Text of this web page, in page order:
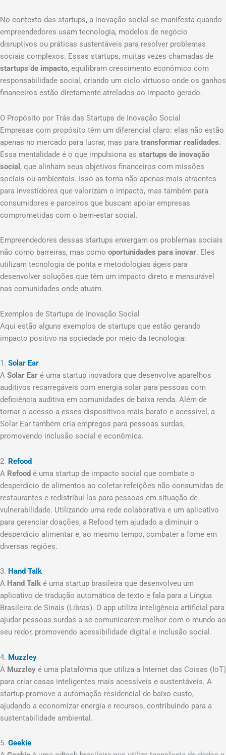
No contexto das startups, a inovação social se manifesta quando
empreendedores usam tecnologia, modelos de negócio
disruptivos ou práticas sustentáveis para resolver problemas
sociais complexos. Essas startups, muitas vezes chamadas de
startups de impacto, equilibram crescimento econômico com
responsabilidade social, criando um ciclo virtuoso onde os ganhos
financeiros estão diretamente atrelados ao impacto gerado.
O Propósito por Trás das Startups de Inovação Social
Empresas com propósito têm um diferencial claro: elas não estão
apenas no mercado para lucrar, mas para transformar realidades.
Essa mentalidade é o que impulsiona as startups de inovação
social , que alinham seus objetivos financeiros com missões
sociais ou ambientais. Isso as torna não apenas mais atraentes
para investidores que valorizam o impacto, mas também para
consumidores e parceiros que buscam apoiar empresas
comprometidas com o bem-estar social.
Empreendedores dessas startups enxergam os problemas sociais
não como barreiras, mas como oportunidades para inovar. Eles
utilizam tecnologia de ponta e metodologias ágeis para
desenvolver soluções que têm um impacto direto e mensurável
nas comunidades onde atuam.
Exemplos de Startups de Inovação Social
Aqui estão alguns exemplos de startups que estão gerando
impacto positivo na sociedade por meio da tecnologia:
1. Solar Ear
A Solar Ear é uma startup inovadora que desenvolve aparelhos
auditivos recarregáveis com energia solar para pessoas com
deficiência auditiva em comunidades de baixa renda. Além de
tornar o acesso a esses dispositivos mais barato e acessível, a
Solar Ear também cria empregos para pessoas surdas,
promovendo inclusão social e econômica.
2. Refood
A Refood é uma startup de impacto social que combate o
desperdício de alimentos ao coletar refeições não consumidas de
restaurantes e redistribuí-las para pessoas em situação de
vulnerabilidade. Utilizando uma rede colaborativa e um aplicativo
para gerenciar doações, a Refood tem ajudado a diminuir o
desperdício alimentar e, ao mesmo tempo, combater a fome em
diversas regiões.
3. Hand Talk
A Hand Talk é uma startup brasileira que desenvolveu um
aplicativo de tradução automática de texto e fala para a Língua
Brasileira de Sinais (Libras). O app utiliza inteligência artificial para
ajudar pessoas surdas a se comunicarem melhor com o mundo ao
seu redor, promovendo acessibilidade digital e inclusão social.
4. Muzzley
A Muzzley é uma plataforma que utiliza a Internet das Coisas (IoT)
para criar casas inteligentes mais acessíveis e sustentáveis. A
startup promove a automação residencial de baixo custo,
ajudando a economizar energia e recursos, contribuindo para a
sustentabilidade ambiental.
5. Geekie